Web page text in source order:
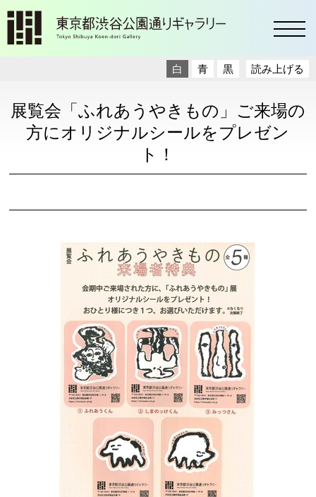
読み上げる
白 青 黒
展覧会「ふれあうやきもの」ご来場の
方にオリジナルシールをプレゼン
ト！